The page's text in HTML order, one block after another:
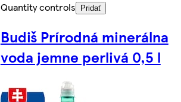
Quantity controls
Pridať
Budiš Prírodná minerálna
voda jemne perlivá 0,5 l